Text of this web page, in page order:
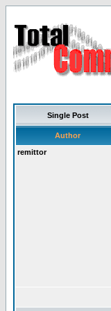
Single Post
Author
remittor